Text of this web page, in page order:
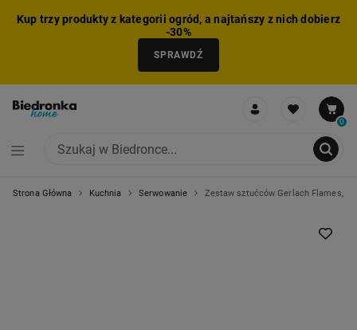
Kup trzy produkty z kategorii ogród, a najtańszy z nich dobierz
-30%
SPRAWDŹ
0
Strona Główna Kuchnia Serwowanie Zestaw sztućców Gerlach Flames,